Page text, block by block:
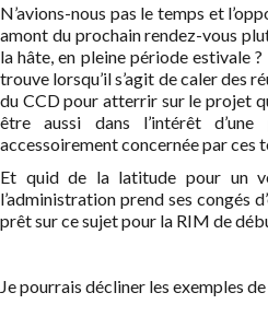
N’avions-nous pas le temps et
amont du prochain rendez-vous
la hâte, en pleine période estivale
trouve lorsqu’il s’agit de caler des
du CCD pour atterrir sur le projet
être aussi dans l’intérêt d’une
accessoirement concernée par ces
Et quid de la latitude pour un
l’administration prend ses congés
prêt sur ce sujet pour la RIM de
Je pourrais décliner les exemples de